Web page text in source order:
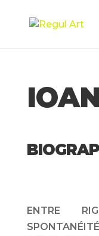
ENTRE